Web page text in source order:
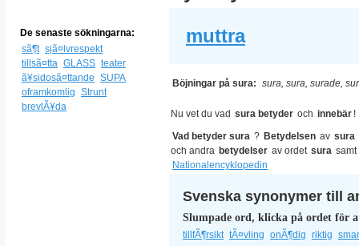
De senaste sökningarna:
sã¶t sjã¤lvrespekt
tillsã¤tta GLASS teater
ã¥sidosã¤ttande SUPA
oframkomlig Strunt
brevlÃ¥da
muttra
Böjningar på sura: sura, sura, surade,
Nu vet du vad sura betyder och innebär !
Vad betyder sura ? Betydelsen av sura
och andra betydelser av ordet sura
Nationalencyklopedin
Svenska synonymer till
Slumpade ord, klicka på ordet för
tillfÃ¶rsikt tÃ¤vling onÃ¶dig riktig